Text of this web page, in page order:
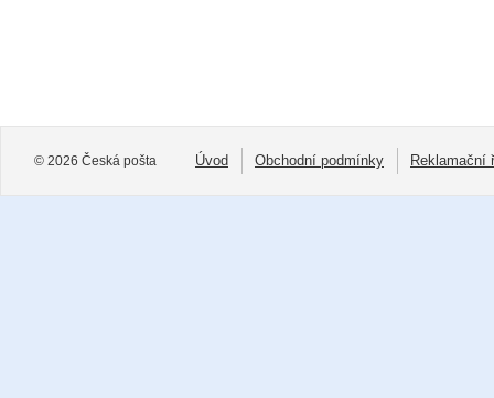
© 2026 Česká pošta Úvod Obchodní podmínky Reklamační